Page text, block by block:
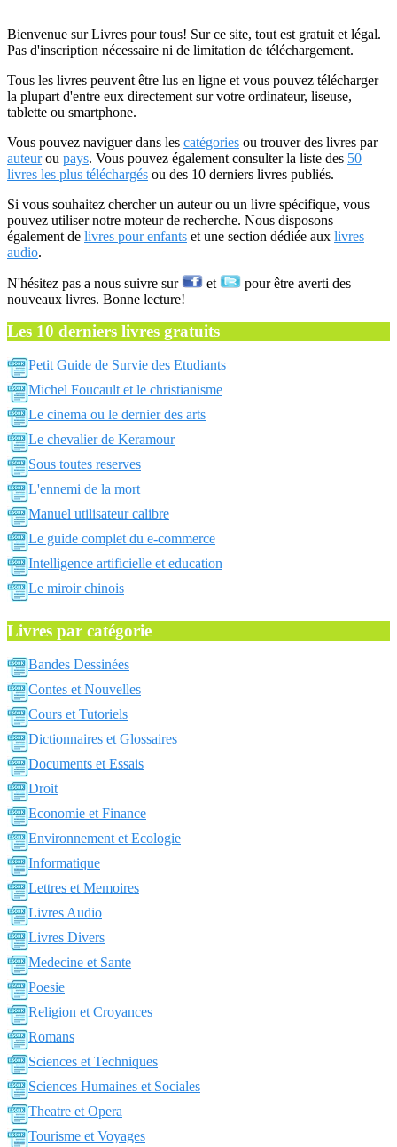
Bienvenue sur Livres pour tous! Sur ce site, tout est gratuit et légal.
Pas d'inscription nécessaire ni de limitation de téléchargement.
Tous les livres peuvent être lus en ligne et vous pouvez télécharger
la plupart d'entre eux directement sur votre ordinateur, liseuse,
tablette ou smartphone.
Vous pouvez naviguer dans les catégories ou trouver des livres par
auteurou pays. Vous pouvez également consulter la liste des 50
livres les plus téléchargés ou des 10 derniers livres publiés.
Si vous souhaitez chercher un auteur ou un livre spécifique, vous
pouvez utiliser notre moteur de recherche. Nous disposons
également de livres pour enfants et une section dédiée aux livres
audio.
N'hésitez pas a nous suivre sur et
pour être averti des
nouveaux livres. Bonne lecture!
Les 10 derniers livres gratuits
Petit Guide de Survie des Etudiants
Michel Foucault et le christianisme
Le cinema ou le dernier des arts
Le chevalier de Keramour
Sous toutes reserves
L'ennemi de la mort
Manuel utilisateur calibre
Le guide complet du e-commerce
Intelligence artificielle et education
Le miroir chinois
Livres par catégorie
Bandes Dessinées
Contes et Nouvelles
Cours et Tutoriels
Dictionnaires et Glossaires
Documents et Essais
Droit
Economie et Finance
Environnement et Ecologie
Informatique
Lettres et Memoires
Livres Audio
Livres Divers
Medecine et Sante
Poesie
Religion et Croyances
Romans
Sciences et Techniques
Sciences Humaines et Sociales
Theatre et Opera
Tourisme et Voyages